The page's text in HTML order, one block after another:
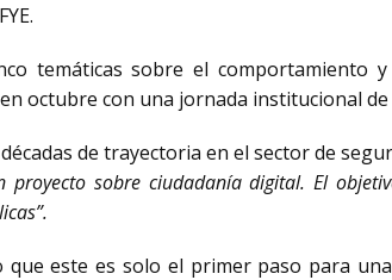
temáticas sobre el comportamiento
octubre con una jornada institucional de
de trayectoria en el sector de
sobre ciudadanía digital. El
que este es solo el primer paso para